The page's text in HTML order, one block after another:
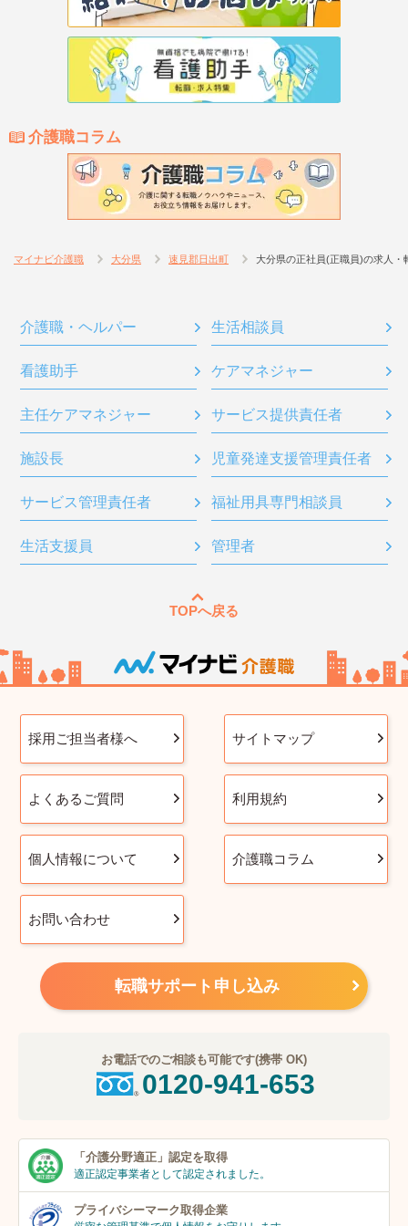
介護職コラム
マイナビ介護職 大分県 速見郡日出町 大分県の正社員(正職員)の求人・
介護職・ヘルパー 生活相談員
看護助手 ケアマネジャー
主任ケアマネジャー サービス提供責任者
施設長 児童発達支援管理責任者
サービス管理責任者 福祉用具専門相談員
生活支援員 管理者
TOPへ戻る
採用ご担当者様へ サイトマップ
よくあるご質問 利用規約
個人情報について 介護職コラム
お問い合わせ
転職サポート申し込み
お電話でのご相談も可能です(携帯 OK)
0120-941-653
「介護分野適正」 認定を取得
適正認定事業者として認定されました。
プライバシーマーク取得企業